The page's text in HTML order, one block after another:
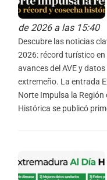
de 2026 a las 15:40
Descubre las noticias
2026: récord turístico
avances del AVE y
extremeño. La entrada
Norte Impulsa la Región
Histórica se publicó